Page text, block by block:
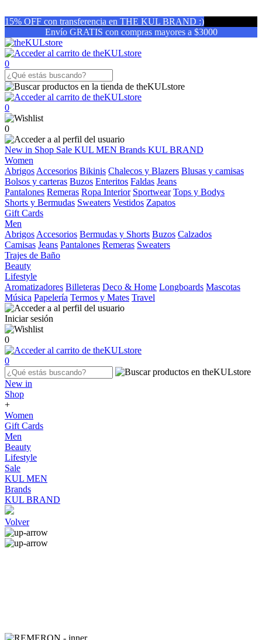
15% OFF con transferencia en THE KUL BRAND :)
Envío GRATIS con compras mayores a $3000
0
0
0
New in Shop Sale KUL MEN Brands KUL BRAND
Women
Abrigos Accesorios Bikinis Chalecos y Blazers Blusas y camisas
Bolsos y carteras Buzos Enteritos Faldas Jeans
Pantalones Remeras Ropa Interior Sportwear Tops y Bodys
Shorts y Bermudas Sweaters Vestidos Zapatos
Gift Cards
Men
Abrigos Accesorios Bermudas y Shorts Buzos Calzados
Camisas Jeans Pantalones Remeras Sweaters
Trajes de Baño
Beauty
Lifestyle
Aromatizadores Billeteras Deco & Home Longboards Mascotas
Música Papelería Termos y Mates Travel
Iniciar sesión
0
0
New in
Shop
+
Women
Gift Cards
Men
Beauty
Lifestyle
Sale
KUL MEN
Brands
KUL BRAND
Volver